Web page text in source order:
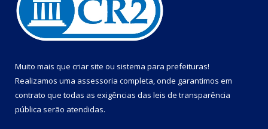
Muito mais que criar site ou sistema para prefeituras!
Realizamos uma assessoria completa, onde garantimos em
contrato que todas as exigências das leis de transparência
pública serão atendidas.